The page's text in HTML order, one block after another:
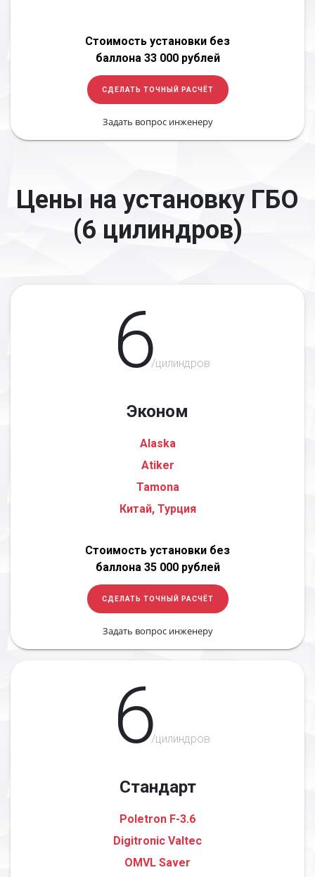
Стоимость установки без
баллона 33 000 рублей
СДЕЛАТЬ ТОЧНЫЙ РАСЧЁТ
Задать вопрос инженеру
Цены на установку ГБО
(6 цилиндров)
6/цилиндров
Эконом
Alaska
Atiker
Tamona
Китай, Турция
Стоимость установки без
баллона 35 000 рублей
СДЕЛАТЬ ТОЧНЫЙ РАСЧЁТ
Задать вопрос инженеру
6/цилиндров
Стандарт
Poletron F-3.6
Digitronic Valtec
OMVL Saver